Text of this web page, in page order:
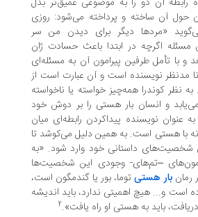
ساخته و پرداخته می‌‌شود: روزی
دیگر برای دیدن من سر
اگرچه در ابتدا باعث حسادت ژان
طرفین پیرامون آن به مسئله‌ای
نویسنده است و آن عبارت است از
همه‌چیز خواسته یا ناخواسته
انسان بار هستی را بر دوش خود
نویسنده پیداکردن رابطه‌ای میان
هستی است. به همین دلیل می‌کوشد تا
داستانی خود وارد شود. «به
–تم‌های- وجودی این شخصیت‌ها
هستی توما، بور یا گندمگون است،
هیچ اهمیتی ندارد، باید اندیشه
به هستی او راه یافت». 2